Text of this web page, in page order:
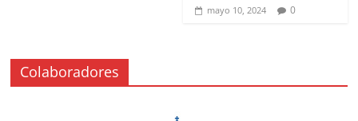
mayo 10, 2024 0
Colaboradores